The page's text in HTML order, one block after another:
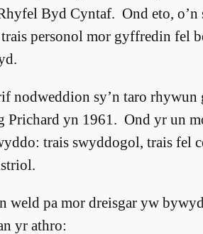
Byd Cyntaf. Ond eto,
personol mor gyffredin fel
sy’n taro rhywun
Prichard yn 1961. Ond yr un
trais swyddogol, trais fel
weld pa mor dreisgar yw
yr athro: